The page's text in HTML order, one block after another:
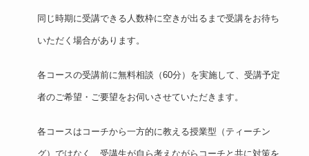
同じ時期に受講できる人数枠に空きが出るまで受講をお待ち
いただく場合があります。
各コースの受講前に無料相談（60分）を実施して、受講予定
者のご希望・ご要望をお伺いさせていただきます。
各コースはコーチから一方的に教える授業型（ティーチン
グ）ではなく、受講生が自ら考えながらコーチと共に対策を